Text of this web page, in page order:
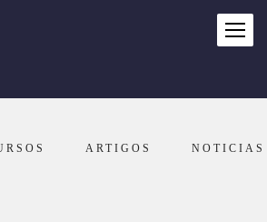
ARTIGOS NOTICIAS